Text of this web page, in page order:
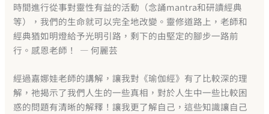
時間進行從事對靈性有益的活動（念誦mantra和研讀經典
等），我們的生命就可以完全地改變。靈修道路上，老師和
經典猶如明燈給予光明引路，剩下的由堅定的腳步一路前
行。感恩老師！ — 何麗芸
經過嘉娜娃老師的講解，讓我對《瑜伽經》有了比較深的理
解，祂揭示了我們人生的一些真相，對於人生中一些比較困
惑的問題有清晰的解釋！讓我更了解自己，這些知識讓自己